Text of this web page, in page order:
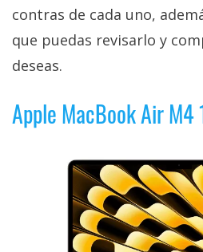
contras de cada uno,
que puedas revisarlo y
deseas.
Apple MacBook Air M4